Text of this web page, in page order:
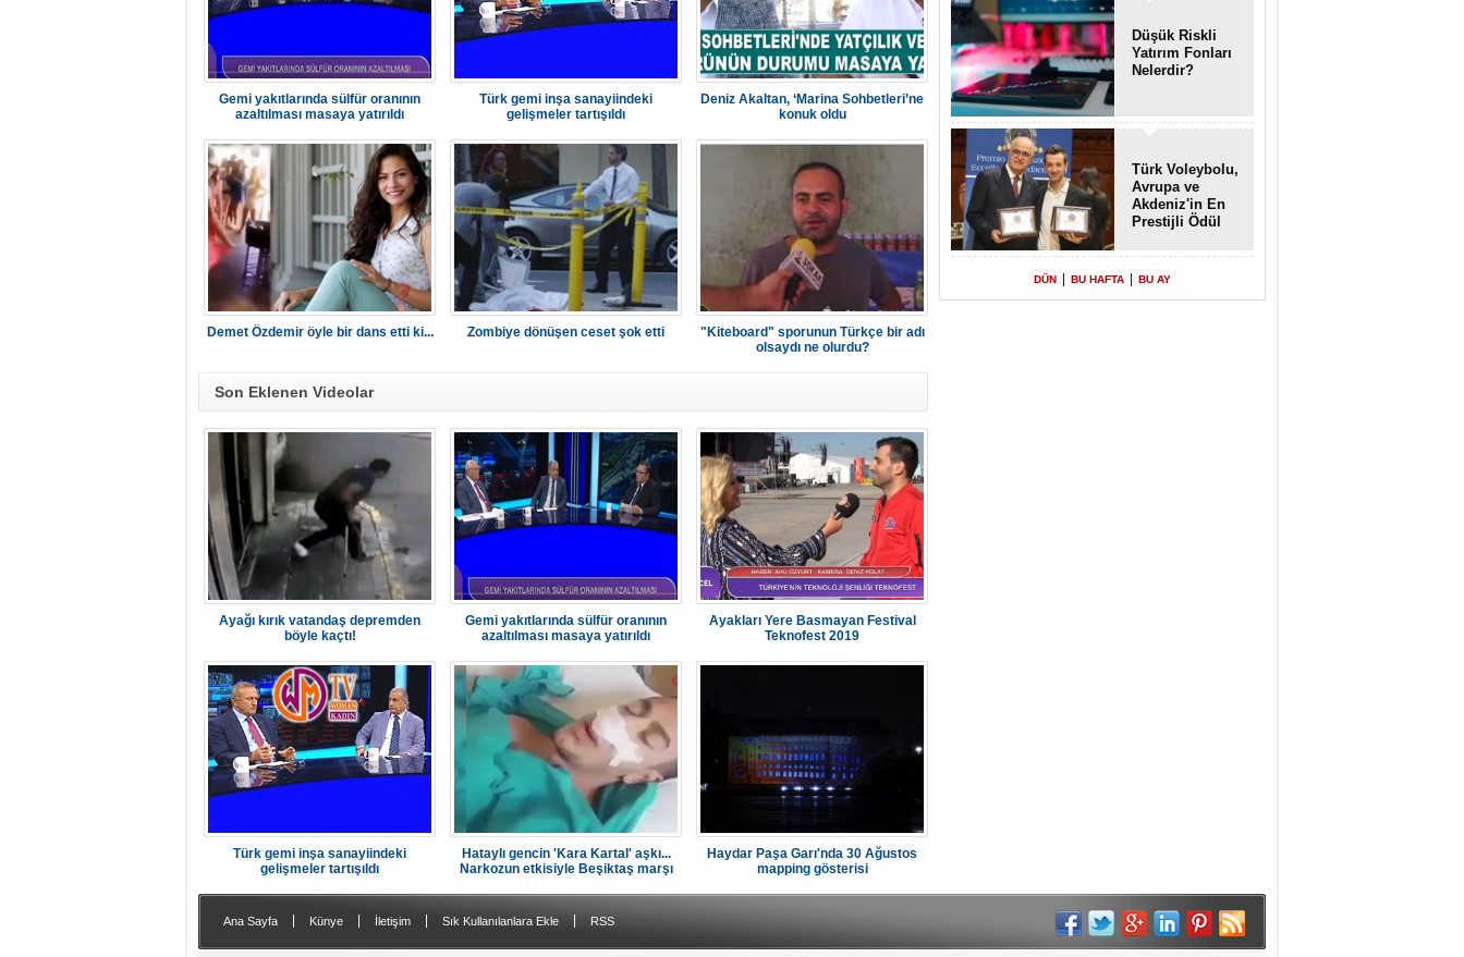
Gemi yakıtlarında sülfür oranının
azaltılması masaya yatırıldı
Türk gemi inşa sanayiindeki
gelişmeler tartışıldı
Deniz Akaltan, ‘Marina Sohbetleri’ne
konuk oldu
Demet Özdemir öyle bir dans etti ki... Zombiye dönüşen ceset şok etti
"Kiteboard" sporunun Türkçe bir adı
olsaydı ne olurdu?
Son Eklenen Videolar
Ayağı kırık vatandaş depremden
böyle kaçtı!
Gemi yakıtlarında sülfür oranının
azaltılması masaya yatırıldı
Ayakları Yere Basmayan Festival
Teknofest 2019
Türk gemi inşa sanayiindeki
gelişmeler tartışıldı
Hataylı gencin 'Kara Kartal' aşkı...
Narkozun etkisiyle Beşiktaş marşı
Haydar Paşa Garı'nda 30 Ağustos
mapping gösterisi
Düşük Riskli
Yatırım Fonları
Nelerdir?
Türk Voleybolu,
Avrupa ve
Akdeniz'in En
Prestijli Ödül
Yeniden Onur
Konuğu
DÜN BU HAFTA BU AY
Ana Sayfa Künye İletişim Sık Kullanılanlara Ekle RSS